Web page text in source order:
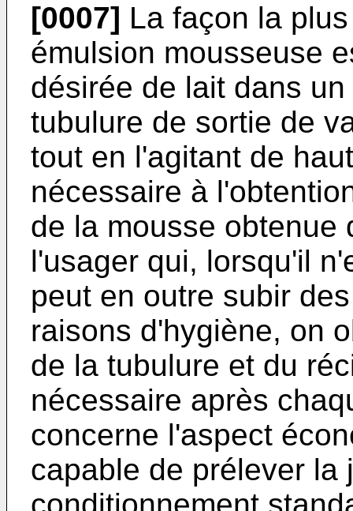
[0007] La façon la
émulsion mousseuse
désirée de lait dans
tubulure de sortie de
tout en l'agitant de
nécessaire à
de la mousse obtenue
l'usager qui, lorsqu'il
peut en outre subir
raisons d'hygiène, on
de la tubulure et du
nécessaire après
concerne l'aspect
capable de prélever la